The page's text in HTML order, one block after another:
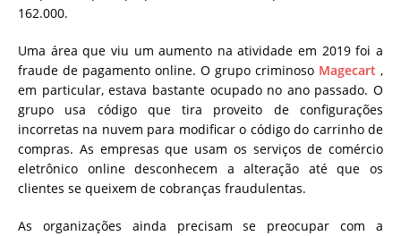
162.000.
Uma área que viu um aumento na atividade em 2019 foi a
fraude de pagamento online. O grupo criminoso Magecart ,
em particular, estava bastante ocupado no ano passado. O
grupo usa código que tira proveito de configurações
incorretas na nuvem para modificar o código do carrinho de
compras. As empresas que usam os serviços de comércio
eletrônico online desconhecem a alteração até que os
clientes se queixem de cobranças fraudulentas.
As organizações ainda precisam se preocupar com a